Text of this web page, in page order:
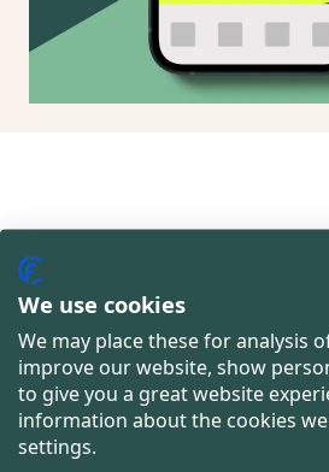
Formules
animaux.
We use cookies
We may place these for analysis
improve our website, show
to give you a great website
information about the cookies
settings.